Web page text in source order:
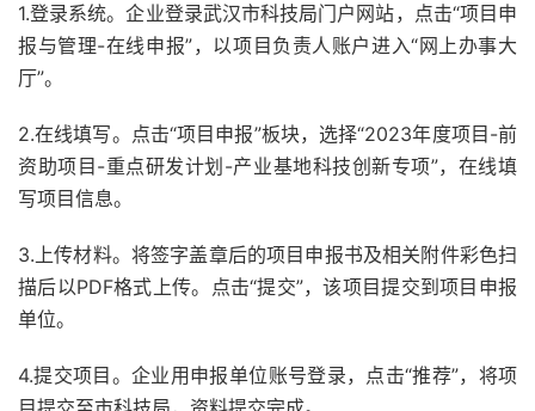
1.登录系统。企业登录武汉市科技局门户网站，点击“项目申
报与管理-在线申报”，以项目负责人账户进入“网上办事大
厅”。
2.在线填写。点击“项目申报”板块，选择“2023年度项目-前
资助项目-重点研发计划-产业基地科技创新专项”，在线填
写项目信息。
3.上传材料。将签字盖章后的项目申报书及相关附件彩色扫
描后以PDF格式上传。点击“提交”，该项目提交到项目申报
单位。
4.提交项目。企业用申报单位账号登录，点击“推荐”，将项